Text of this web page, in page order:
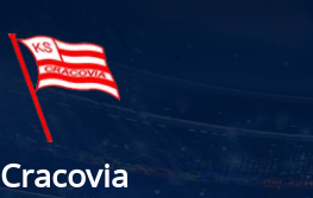
Cracovia